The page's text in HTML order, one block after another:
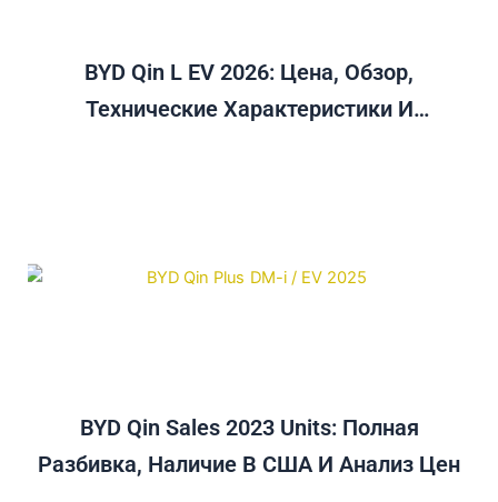
BYD Qin L EV 2026: Цена, Обзор,
Технические Характеристики И
BYD Qin Sales 2023 Units: Полная
Разбивка, Наличие В США И Анализ Цен